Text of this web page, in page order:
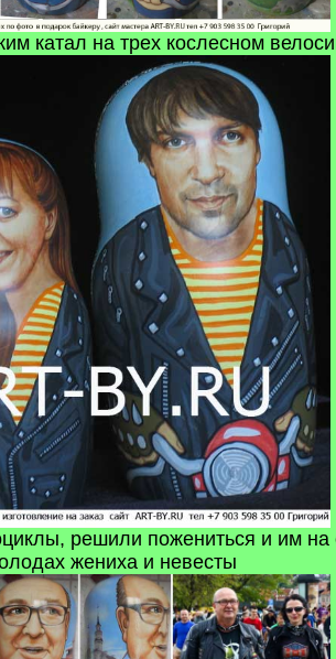
катал на трех кослесном
решили пожениться и им
жениха и невесты